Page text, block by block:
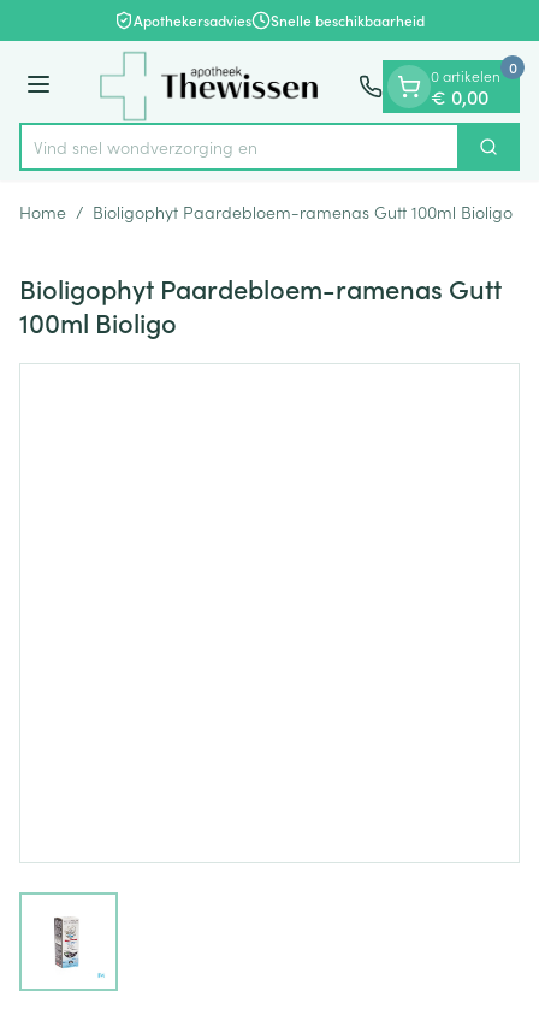
Ga naar de inhoudApothekersadvies Snelle beschikbaarheid
Menu
Product, merk, categorie...
Vind snel wondverzorg Zoek
0 artikelen
€ 0,00
0
Home / Bioligophyt Paardebloem-ramenas Gutt 100ml Bioligo
Bioligophyt Paardebloem-ramenas Gutt
100ml Bioligo